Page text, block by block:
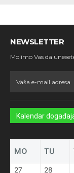
NEWSLETTER
Molimo Vas da
Kalendar
MO TU
27 28